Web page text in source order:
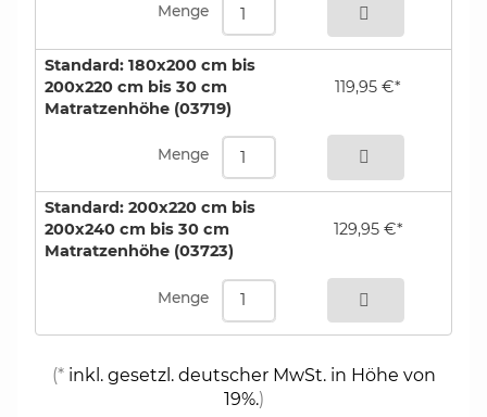
Menge
Standard: 180x200 cm bis
200x220 cm bis 30 cm
Matratzenhöhe (03719)
Menge
119,95 €*
Standard: 200x220 cm bis
200x240 cm bis 30 cm
Matratzenhöhe (03723)
Menge
129,95 €*
(*inkl. gesetzl. deutscher MwSt. in Höhe von
19%.)